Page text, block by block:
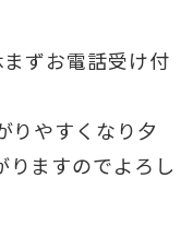
ずお電話受け付
りやすくなり夕
りますのでよろし